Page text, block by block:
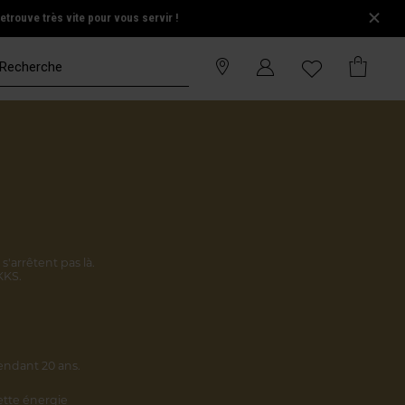
très vite pour vous servir !
pas là.
20 ans.
énergie